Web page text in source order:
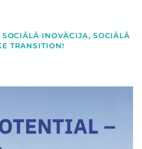
SOCIĀLĀ INOVĀCIJA, SOCIĀLĀ
TRANSITION!